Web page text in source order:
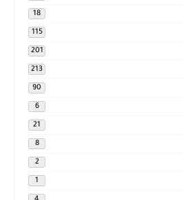
18
115
201
213
90
6
21
8
2
1